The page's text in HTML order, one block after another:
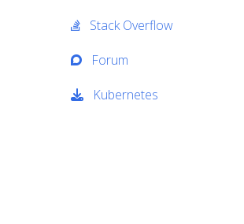
Stack Overflow
Forum
Kubernetes